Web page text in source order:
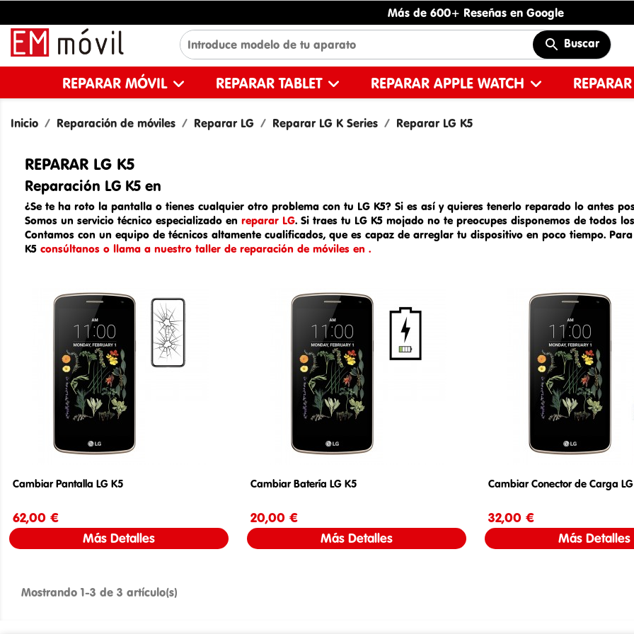
Más de 600+ Reseñas en Google
Buscar
REPARAR MÓVIL REPARAR TABLET REPARAR APPLE WATCH
Inicio Reparación de móviles Reparar LG Reparar LG K Series Reparar LG K5
REPARAR LG K5
Reparación LG K5 en
¿Se te ha roto la pantalla o tienes cualquier otro problema con tu LG K5? Si es así y quieres tenerlo reparado lo antes
Somos un servicio técnico especializado en reparar LG. Si traes tu LG K5 mojado no te preocupes disponemos de todos
Contamos con un equipo de técnicos altamente cualificados, que es capaz de arreglar tu dispositivo en poco tiempo.
K5 consúltanos o llama a nuestro taller de reparación de móviles en .
Cambiar Pantalla LG K5
62,00 €
Más Detalles
Cambiar Batería LG K5
20,00 €
Más Detalles
Cambiar Conector de Carga
32,00 €
Más Detalles
Mostrando 1-3 de 3 artículo(s)